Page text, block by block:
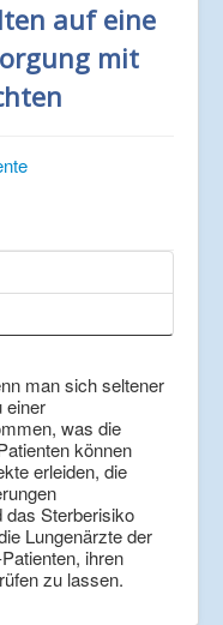
auf eine
mit
man sich seltener
einer
was die
können
erleiden, die
das Sterberisiko
Lungenärzte der
ihren
zu lassen.